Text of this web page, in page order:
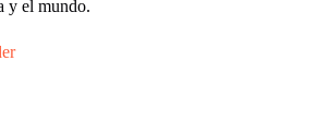
y el mundo.